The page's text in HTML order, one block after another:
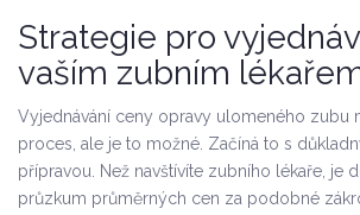
Strategie pro
vaším zubním
Vyjednávání ceny opravy ulomeného zubu
proces, ale je to možné. Začíná to s
přípravou. Než navštívíte zubního lékaře, je
průzkum průměrných cen za podobné